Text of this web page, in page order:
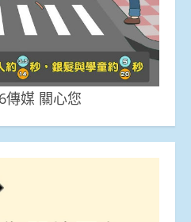
傳媒 關心您